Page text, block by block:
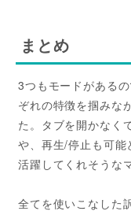
まとめ
3つもモードがある
ぞれの特徴を掴みな
た。タブを開かなく
や、再生/停止も可能
活躍してくれそうな
全てを使いこなした